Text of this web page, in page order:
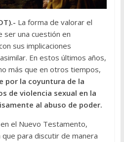
La forma de valorar el
ser una cuestión en
sus implicaciones
En estos últimos años,
más que en otros tiempos,
por la coyuntura de la
de violencia sexual en la
al abuso de poder.
el Nuevo Testamento,
para discutir de manera